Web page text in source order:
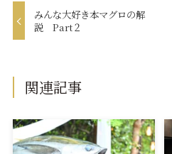
みんな大好き本マグロの解
説 Part２
関連記事